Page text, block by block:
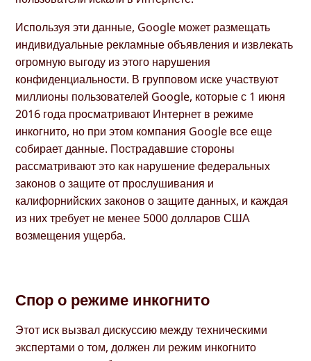
Используя эти данные, Google может размещать
индивидуальные рекламные объявления и извлекать
огромную выгоду из этого нарушения
конфиденциальности. В групповом иске участвуют
миллионы пользователей Google, которые с 1 июня
2016 года просматривают Интернет в режиме
инкогнито, но при этом компания Google все еще
собирает данные. Пострадавшие стороны
рассматривают это как нарушение федеральных
законов о защите от прослушивания и
калифорнийских законов о защите данных, и каждая
из них требует не менее 5000 долларов США
возмещения ущерба.
Спор о режиме инкогнито
Этот иск вызвал дискуссию между техническими
экспертами о том, должен ли режим инкогнито